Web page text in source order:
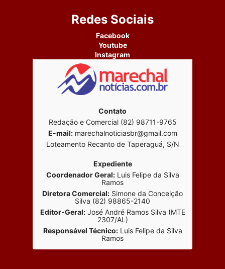
Redes Sociais
Facebook
Youtube
Instagram
Contato
Redação e Comercial (82) 98711-9765
E-mail:marechalnoticiasbr@gmail.com
Loteamento Recanto de Taperaguá, S/N
Expediente
Coordenador Geral:Luis Felipe da Silva
Ramos
Diretora Comercial: Simone da Conceição
Silva (82) 98865-2140
Editor-Geral:José André Ramos Silva (MTE
2307/AL)
Responsável Técnico:Luis Felipe da Silva
Ramos